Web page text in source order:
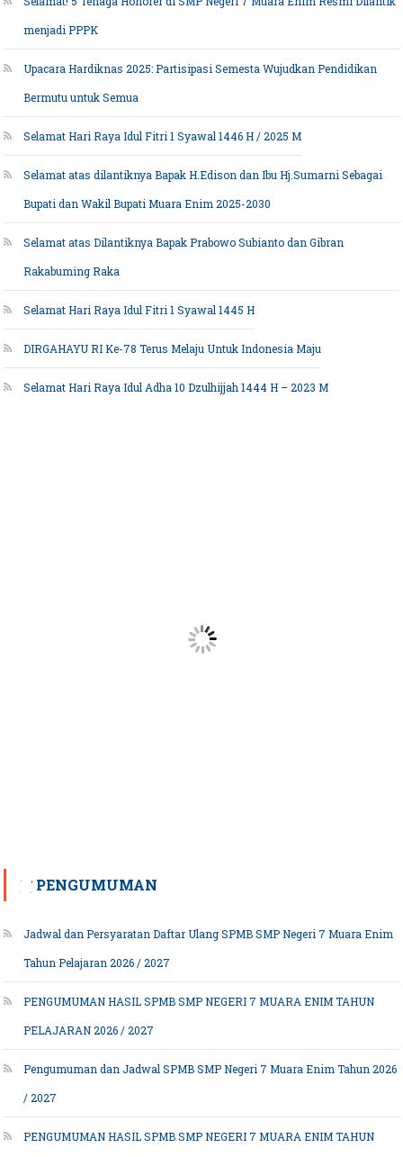
menjadi PPPK
Upacara Hardiknas 2025: Partisipasi Semesta Wujudkan Pendidikan
Bermutu untuk Semua
Selamat Hari Raya Idul Fitri 1 Syawal 1446 H / 2025 M
Selamat atas dilantiknya Bapak H.Edison dan Ibu Hj.Sumarni Sebagai
Bupati dan Wakil Bupati Muara Enim 2025-2030
Selamat atas Dilantiknya Bapak Prabowo Subianto dan Gibran
Rakabuming Raka
Selamat Hari Raya Idul Fitri 1 Syawal 1445 H
DIRGAHAYU RI Ke-78 Terus Melaju Untuk Indonesia Maju
Selamat Hari Raya Idul Adha 10 Dzulhijjah 1444 H – 2023 M
PENGUMUMAN
Jadwal dan Persyaratan Daftar Ulang SPMB SMP Negeri 7 Muara Enim
Tahun Pelajaran 2026 / 2027
PENGUMUMAN HASIL SPMB SMP NEGERI 7 MUARA ENIM TAHUN
PELAJARAN 2026 / 2027
Pengumuman dan Jadwal SPMB SMP Negeri 7 Muara Enim Tahun 2026
/ 2027
PENGUMUMAN HASIL SPMB SMP NEGERI 7 MUARA ENIM TAHUN